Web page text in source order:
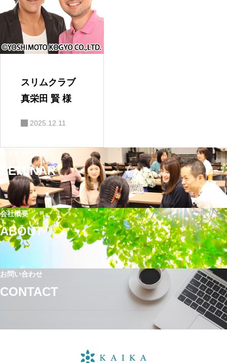
スリムクラブ
真栄田 賢 様
2025.12.11
SEMINAR
会社概要
ABOUT
お問い合わせ
CONTACT